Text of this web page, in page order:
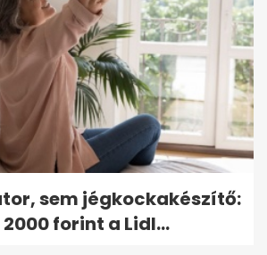
sem jégkockakészítő:
forint a Lidl...